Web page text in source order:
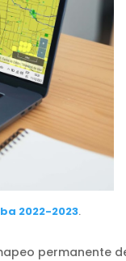
2022-2023.
permanente